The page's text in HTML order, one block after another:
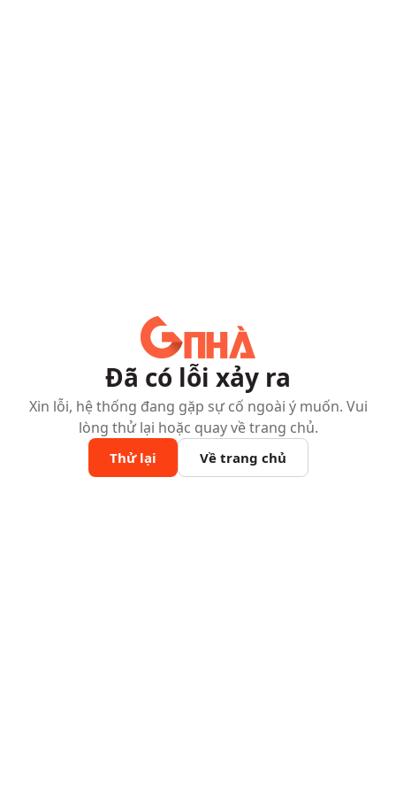
Đã có lỗi xảy ra
Xin lỗi, hệ thống đang gặp sự cố ngoài ý muốn. Vui
lòng thử lại hoặc quay về trang chủ.
Thử lại Về trang chủ